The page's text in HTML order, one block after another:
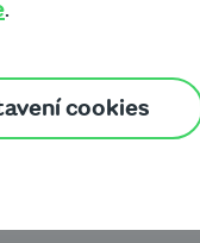
.
cookies